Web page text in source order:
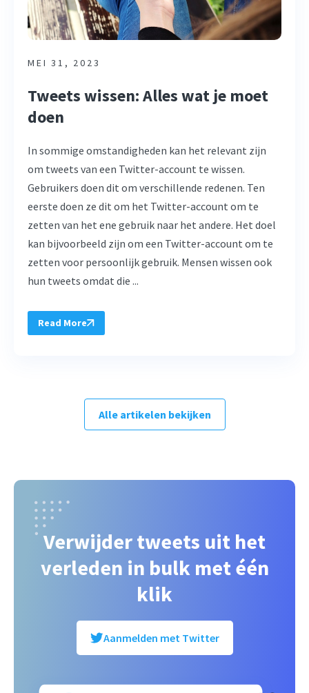
MEI 31, 2023
Tweets wissen: Alles wat je moet
doen
In sommige omstandigheden kan het relevant zijn
om tweets van een Twitter-account te wissen.
Gebruikers doen dit om verschillende redenen. Ten
eerste doen ze dit om het Twitter-account om te
zetten van het ene gebruik naar het andere. Het doel
kan bijvoorbeeld zijn om een Twitter-account om te
zetten voor persoonlijk gebruik. Mensen wissen ook
hun tweets omdat die ...
Read More
Alle artikelen bekijken
Verwijder tweets uit het
verleden in bulk met één
klik
Aanmelden met Twitter